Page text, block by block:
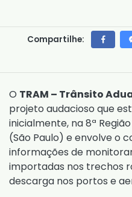
Compartilhe:
O TRAM – Trânsito
projeto audacioso que
inicialmente, na 8ª
(São Paulo) e envolve o
informações de
importadas nos trechos
descarga nos portos e